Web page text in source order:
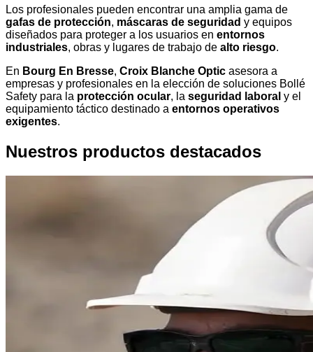
Los profesionales pueden encontrar una amplia gama de
gafas de protección, máscaras de seguridad y equipos
diseñados para proteger a los usuarios en entornos
industriales, obras y lugares de trabajo de alto riesgo.
En Bourg En Bresse, Croix Blanche Optic asesora a
empresas y profesionales en la elección de soluciones Bollé
Safety para la protección ocular, la seguridad laboral y el
equipamiento táctico destinado a entornos operativos
exigentes.
Nuestros productos destacados